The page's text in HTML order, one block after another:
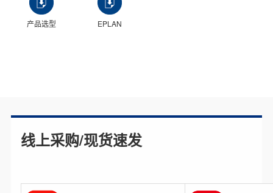
产品选型 EPLAN
线上采购/现货速发